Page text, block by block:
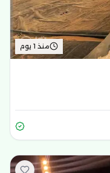
منذ 1 يوم